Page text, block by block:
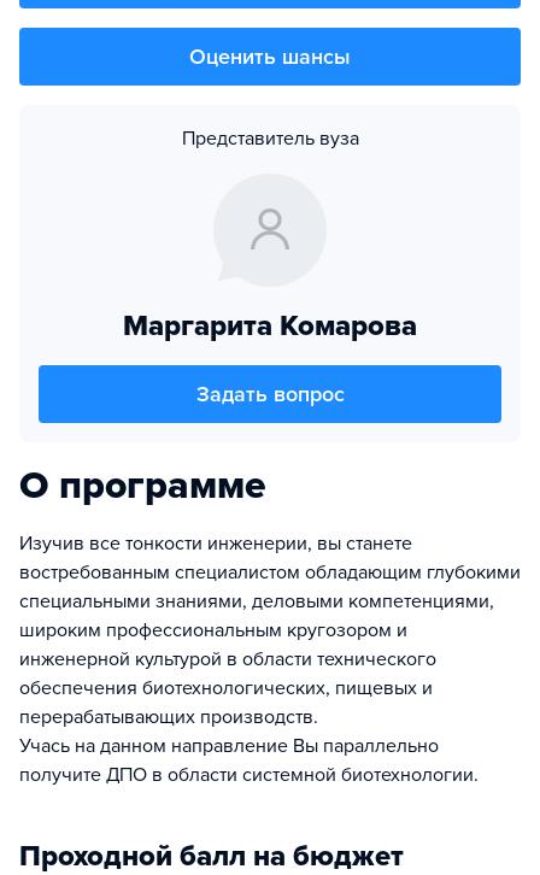
Оценить шансы
Представитель вуза
Маргарита Комарова
Задать вопрос
О программе
Изучив все тонкости инженерии, вы станете
востребованным специалистом обладающим глубокими
специальными знаниями, деловыми компетенциями,
широким профессиональным кругозором и
инженерной культурой в области технического
обеспечения биотехнологических, пищевых и
перерабатывающих производств.
Учась на данном направление Вы параллельно
получите ДПО в области системной биотехнологии.
Проходной балл на бюджет